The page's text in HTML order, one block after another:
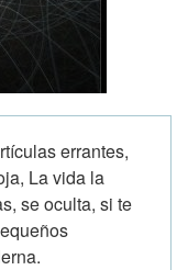
errantes,
La vida la
se oculta, si te